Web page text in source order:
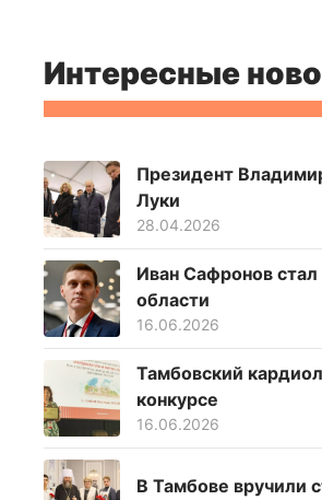
Интересные
Президент
Луки
28.04.2026
Иван Сафронов
области
16.06.2026
Тамбовский
конкурсе
16.06.2026
В Тамбове вручили